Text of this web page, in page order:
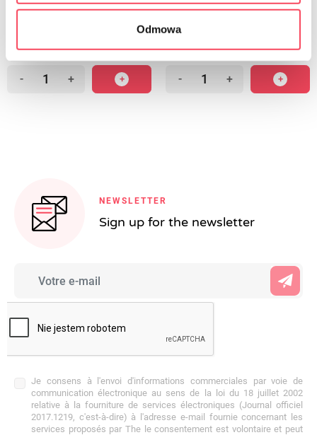
Odmowa
viGO! Papier sulfurisé standard 6m
- +
viGO! Moules à gâteau ronds en
- +
NEWSLETTER
Sign up for the newsletter
Je consens à l'envoi d'informations commerciales par voie de
communication électronique au sens de la loi du 18 juillet 2002
relative à la fourniture de services électroniques (Journal officiel
2017.1219, c'est-à-dire) à l'adresse e-mail fournie concernant les
services proposés par The le consentement est volontaire et peut